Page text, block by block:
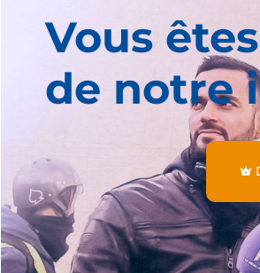
Vous
de notre